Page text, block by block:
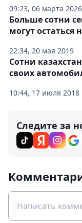
09:23, 06 марта 2026
22:34, 20 мая 2019
Больше сотни
могут остаться
10:44, 17 июля 2018
Сотни
своих
Следите за